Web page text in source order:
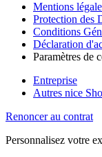
Mentions
Protection des
Conditions
Déclaration
Paramètres de
Entreprise
Autres nice
Renoncer au contrat
Personnalisez votre